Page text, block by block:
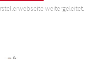
weitergeleitet.